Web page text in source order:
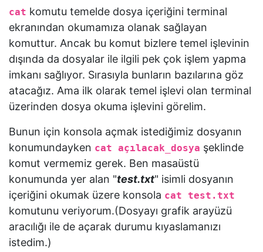
cat komutu temelde dosya içeriğini terminal
ekranından okumamıza olanak sağlayan
komuttur. Ancak bu komut bizlere temel işlevinin
dışında da dosyalar ile ilgili pek çok işlem yapma
imkanı sağlıyor. Sırasıyla bunların bazılarına göz
atacağız. Ama ilk olarak temel işlevi olan terminal
üzerinden dosya okuma işlevini görelim.
Bunun için konsola açmak istediğimiz dosyanın
konumundayken cat açılacak_dosya şeklinde
komut vermemiz gerek. Ben masaüstü
konumunda yer alan "test.txt" isimli dosyanın
içeriğini okumak üzere konsola cat test.txt
komutunu veriyorum.(Dosyayı grafik arayüzü
aracılığı ile de açarak durumu kıyaslamanızı
istedim.)